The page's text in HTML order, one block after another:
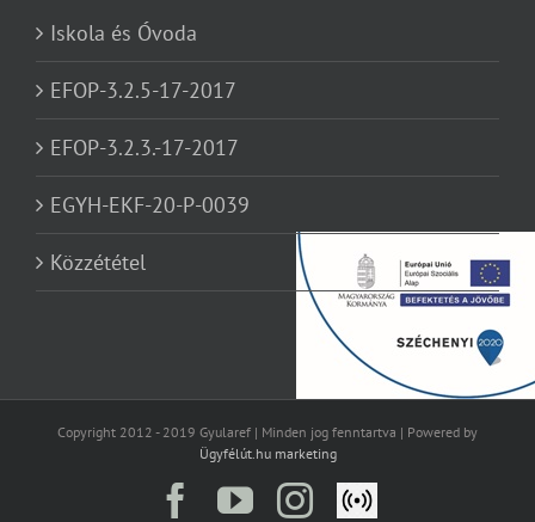
Iskola és Óvoda
EFOP-3.2.5-17-2017
EFOP-3.2.3.-17-2017
EGYH-EKF-20-P-0039
Közzététel
Copyright 2012 - 2019 Gyularef | Minden jog fenntartva | Powered by
Ügyfélút.hu marketing
Facebook
YouTubeInstagram
Élő